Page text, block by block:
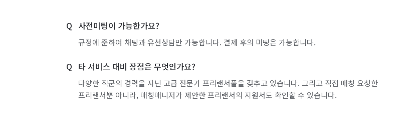
사전미팅이 가능한가요?
규정에 준하여 채팅과 유선상담만 가능합니다. 결제 후의 미팅은 가능합니다.
타 서비스 대비 장점은 무엇인가요?
다양한 직군의 경력을 지닌 고급 전문가 프리랜서풀을 갖추고 있습니다. 그리고 직접 매칭 요청한
프리랜서뿐 아니라, 매칭매니저가 제안한 프리랜서의 지원서도 확인할 수 있습니다.